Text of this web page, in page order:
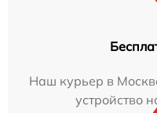
Наш курьер в
устройство